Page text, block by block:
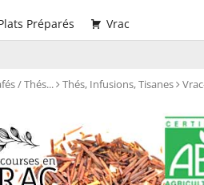
Préparés Vrac
/ Thés... Thés, Infusions, Tisanes